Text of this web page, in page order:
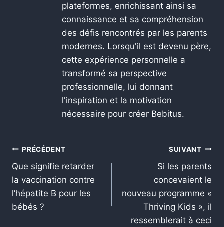
plateformes, enrichissant ainsi sa
connaissance et sa compréhension
des défis rencontrés par les parents
modernes. Lorsqu'il est devenu père,
cette expérience personnelle a
transformé sa perspective
professionnelle, lui donnant
l'inspiration et la motivation
nécessaire pour créer Bebitus.
PRÉCÉDENT
Que signifie retarder
la vaccination contre
l’hépatite B pour les
bébés ?
SUIVANT
Si les parents
concevaient le
nouveau programme «
Thriving Kids », il
ressemblerait à ceci